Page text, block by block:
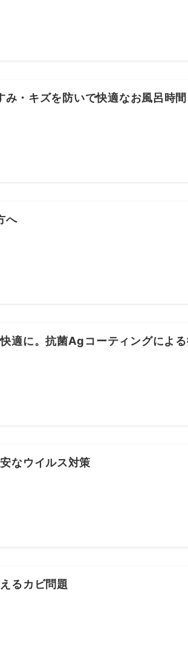
み・キズを防いで快適なお風呂時
へ
適に。抗菌Agコーティングによ
なウイルス対策
るカビ問題